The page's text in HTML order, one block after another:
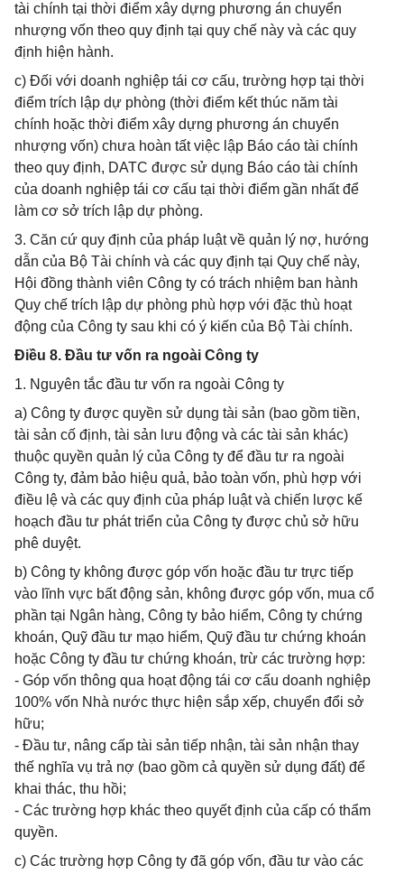
tài chính tại thời điểm xây dựng phương án chuyển
nhượng vốn theo quy định tại quy chế này và các quy
định hiện hành.
c) Đối với doanh nghiệp tái cơ cấu, trường hợp tại thời
điểm trích lập dự phòng (thời điểm kết thúc năm tài
chính hoặc thời điểm xây dựng phương án chuyển
nhượng vốn) chưa hoàn tất việc lập Báo cáo tài chính
theo quy định, DATC được sử dụng Báo cáo tài chính
của doanh nghiệp tái cơ cấu tại thời điểm gần nhất để
làm cơ sở trích lập dự phòng.
3. Căn cứ quy định của pháp luật về quản lý nợ, hướng
dẫn của Bộ Tài chính và các quy định tại Quy chế này,
Hội đồng thành viên Công ty có trách nhiệm ban hành
Quy chế trích lập dự phòng phù hợp với đặc thù hoạt
động của Công ty sau khi có ý kiến của Bộ Tài chính.
Điều 8. Đầu tư vốn ra ngoài Công ty
1. Nguyên tắc đầu tư vốn ra ngoài Công ty
a) Công ty được quyền sử dụng tài sản (bao gồm tiền,
tài sản cố định, tài sản lưu động và các tài sản khác)
thuộc quyền quản lý của Công ty để đầu tư ra ngoài
Công ty, đảm bảo hiệu quả, bảo toàn vốn, phù hợp với
điều lệ và các quy định của pháp luật và chiến lược kế
hoạch đầu tư phát triển của Công ty được chủ sở hữu
phê duyệt.
b) Công ty không được góp vốn hoặc đầu tư trực tiếp
vào lĩnh vực bất động sản, không được góp vốn, mua cổ
phần tại Ngân hàng, Công ty bảo hiểm, Công ty chứng
khoán, Quỹ đầu tư mạo hiểm, Quỹ đầu tư chứng khoán
hoặc Công ty đầu tư chứng khoán, trừ các trường hợp:
- Góp vốn thông qua hoạt động tái cơ cấu doanh nghiệp
100% vốn Nhà nước thực hiện sắp xếp, chuyển đổi sở
hữu;
- Đầu tư, nâng cấp tài sản tiếp nhận, tài sản nhận thay
thế nghĩa vụ trả nợ (bao gồm cả quyền sử dụng đất) để
khai thác, thu hồi;
- Các trường hợp khác theo quyết định của cấp có thẩm
quyền.
c) Các trường hợp Công ty đã góp vốn, đầu tư vào các